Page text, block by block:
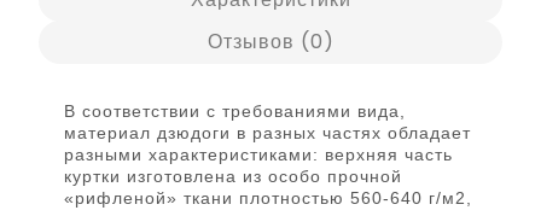
Отзывов (0)
В соответствии с требованиями вида,
материал дзюдоги в разных частях обладает
разными характеристиками: верхняя часть
куртки изготовлена из особо прочной
«рифленой» ткани плотностью 560-640 г/м2,